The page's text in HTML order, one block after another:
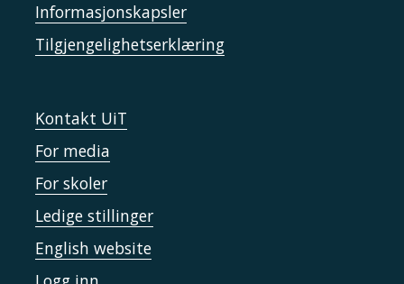
Informasjonskapsler
Tilgjengelighetserklæring
Kontakt UiT
For media
For skoler
Ledige stillinger
English website